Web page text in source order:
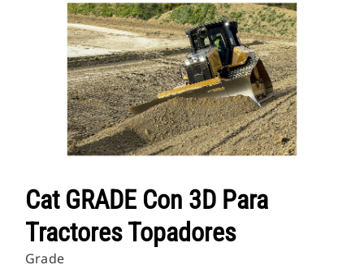
Cat GRADE Con 3D Para
Tractores Topadores
Grade